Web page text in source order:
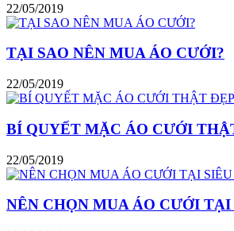
22/05/2019
TẠI SAO NÊN MUA ÁO CƯỚI?
22/05/2019
BÍ QUYẾT MẶC ÁO CƯỚI
22/05/2019
NÊN CHỌN MUA ÁO CƯỚI